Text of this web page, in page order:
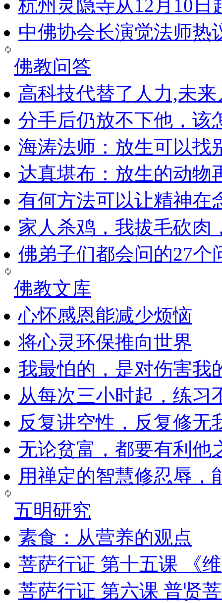
杭州灵隐寺从12月10日
中佛协会长演觉法师热
佛教问答
高科技代替了人力,未
分手后仍放不下他，该
海涛法师：放生可以找
达真堪布：放生的动物
有何方法可以让精神在
家人杀鸡，我拔毛砍肉
佛弟子们都会问的27个
佛教文库
心怀感恩能减少烦恼
将心灵环保推向世界
我最怕的，是对伤害我
从每次三小时起，练习
反复讲空性，反复修无
无论贫富，都要有利他
用禅定的智慧修忍辱，
五明研究
素食：从营养的观点
菩萨行证 第十五课 《
菩萨行证 第六课 普贤